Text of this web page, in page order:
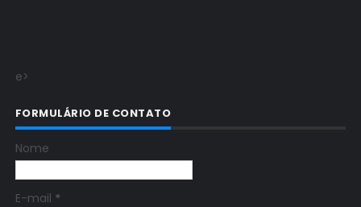
e>
FORMULÁRIO DE CONTATO
Nome
E-mail *